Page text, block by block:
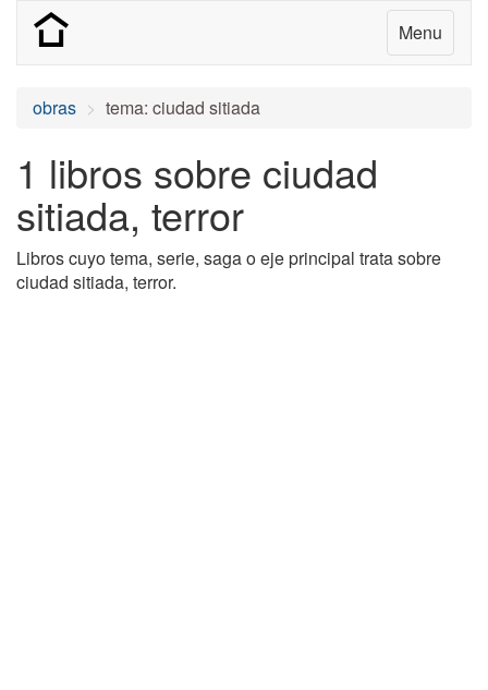
Menu
obras tema: ciudad sitiada
1 libros sobre ciudad
sitiada, terror
Libros cuyo tema, serie, saga o eje principal trata sobre
ciudad sitiada, terror.